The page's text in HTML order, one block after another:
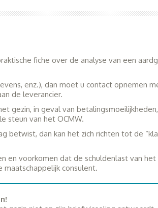
fiche over de analyse van een
enz.), dan moet u contact opnemen
de leverancier.
gezin, in geval van
steun van het OCMW.
dan kan het zich richten tot de
en voorkomen dat de schuldenlast van
consulent.